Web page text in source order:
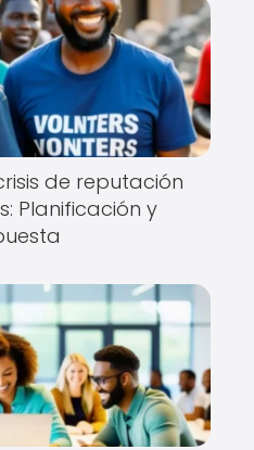
de reputación
Planificación y